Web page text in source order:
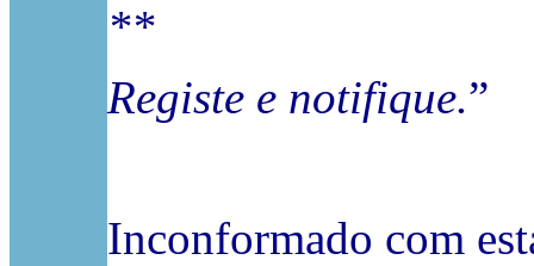
**
Registe e notifique.”
Inconformado com